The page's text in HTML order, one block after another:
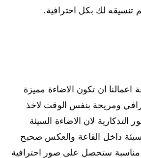
تنسيقه لك بكل احترافية.
ان تكون الاضاءة مميزة
ومريحة بنفس الوقت لاخذ
التذكارية لان الاضاءة السيئة
داخل القاعة والعكس صحيح
مناسبة ستحصل على صور احترافية